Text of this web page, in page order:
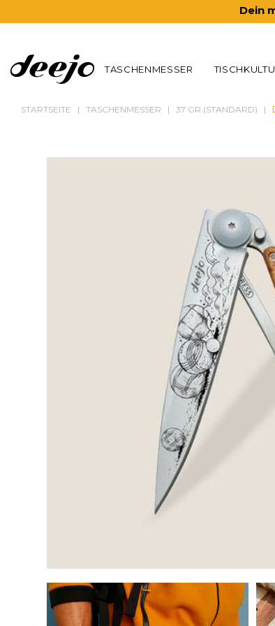
Dein
TASCHENMESSER
STARTSEITE TASCHENMESSER 37 GR (STANDARD)